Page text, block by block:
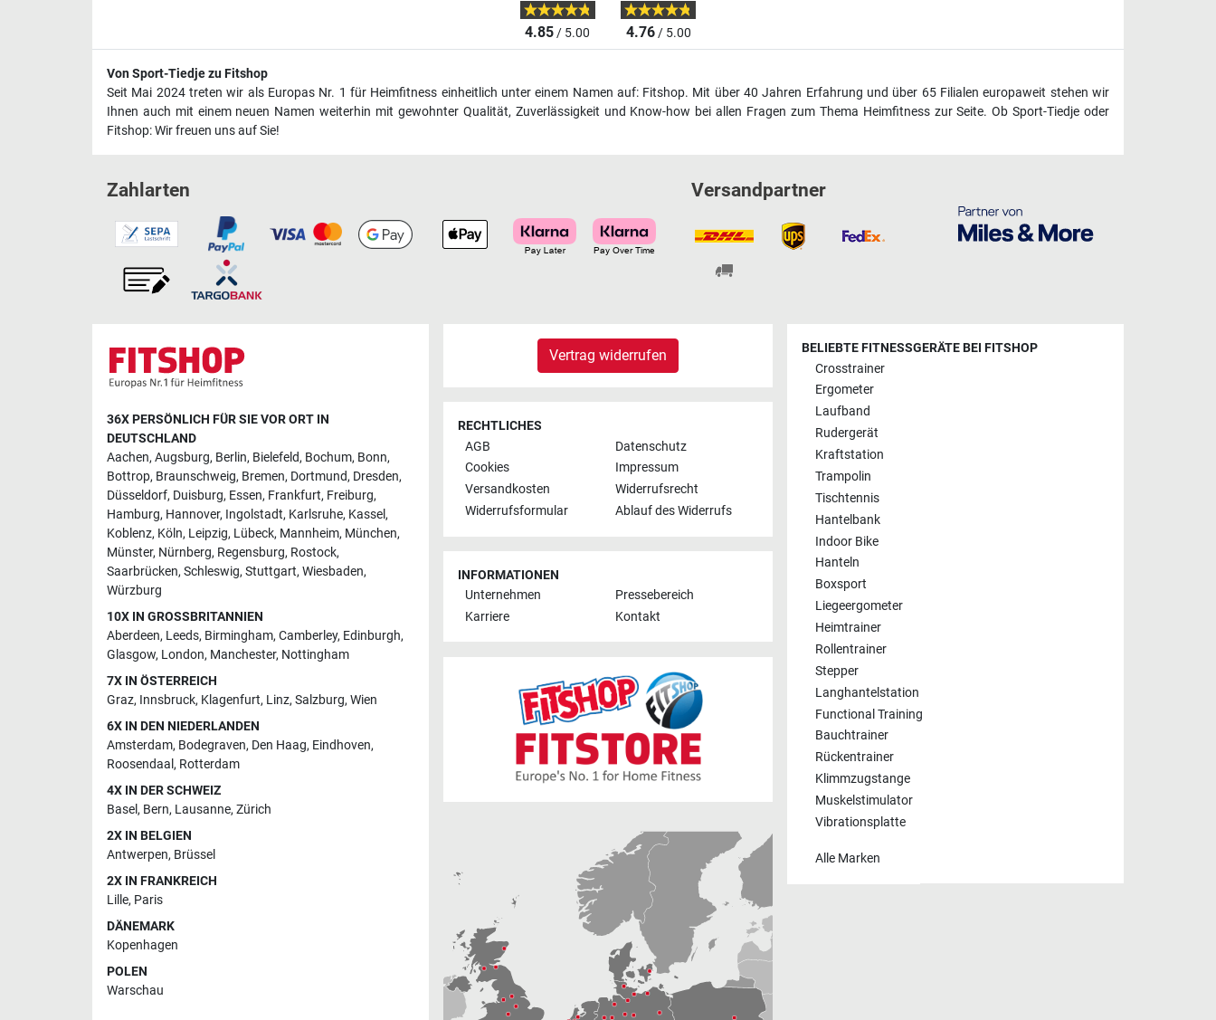
4.85/ 5.00 4.76/ 5.00
Von Sport-Tiedje zu Fitshop
Seit Mai 2024 treten wir als Europas Nr. 1 für Heimfitness einheitlich unter einem Namen auf: Fitshop. Mit über 40 Jahren Erfahrung und über 65 Filialen europaweit stehen wir
Ihnen auch mit einem neuen Namen weiterhin mit gewohnter Qualität, Zuverlässigkeit und Know-how bei allen Fragen zum Thema Heimfitness zur Seite. Ob Sport-Tiedje oder
Fitshop: Wir freuen uns auf Sie!
Zahlarten Versandpartner
36X PERSÖNLICH FÜR SIE VOR ORT IN
DEUTSCHLAND
Aachen, Augsburg, Berlin, Bielefeld, Bochum, Bonn,
Bottrop, Braunschweig, Bremen, Dortmund, Dresden,
Düsseldorf, Duisburg, Essen, Frankfurt, Freiburg,
Hamburg, Hannover, Ingolstadt, Karlsruhe, Kassel,
Koblenz, Köln, Leipzig, Lübeck, Mannheim, München,
Münster, Nürnberg, Regensburg, Rostock,
Saarbrücken, Schleswig, Stuttgart, Wiesbaden,
Würzburg
10X IN GROSSBRITANNIEN
Aberdeen, Leeds, Birmingham, Camberley, Edinburgh,
Glasgow, London, Manchester, Nottingham
7X IN ÖSTERREICH
Graz, Innsbruck, Klagenfurt, Linz, Salzburg, Wien
6X IN DEN NIEDERLANDEN
Amsterdam, Bodegraven, Den Haag, Eindhoven,
Roosendaal, Rotterdam
4X IN DER SCHWEIZ
Basel, Bern, Lausanne, Zürich
2X IN BELGIEN
Antwerpen, Brüssel
2X IN FRANKREICH
Lille, Paris
DÄNEMARK
Kopenhagen
POLEN
Warschau
Vertrag widerrufen
RECHTLICHES
AGB
Datenschutz
Cookies
Impressum
Versandkosten
Widerrufsrecht
Widerrufsformular
Ablauf des Widerrufs
INFORMATIONEN
Unternehmen
Pressebereich
Karriere
Kontakt
BELIEBTE FITNESSGERÄTE BEI FITSHOP
Crosstrainer
Ergometer
Laufband
Rudergerät
Kraftstation
Trampolin
Tischtennis
Hantelbank
Indoor Bike
Hanteln
Boxsport
Liegeergometer
Heimtrainer
Rollentrainer
Stepper
Langhantelstation
Functional Training
Bauchtrainer
Rückentrainer
Klimmzugstange
Muskelstimulator
Vibrationsplatte
Alle Marken